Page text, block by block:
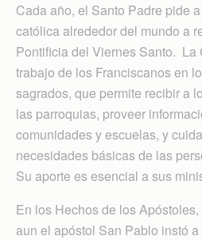
Cada año, el Santo Padre pide
católica alrededor del mundo a
Pontificia del Viernes Santo. La
trabajo de los Franciscanos en
sagrados, que permite recibir a
las parroquias, proveer
comunidades y escuelas, y
necesidades básicas de las
Su aporte es esencial a sus
En los Hechos de los
aun el apóstol San Pablo instó